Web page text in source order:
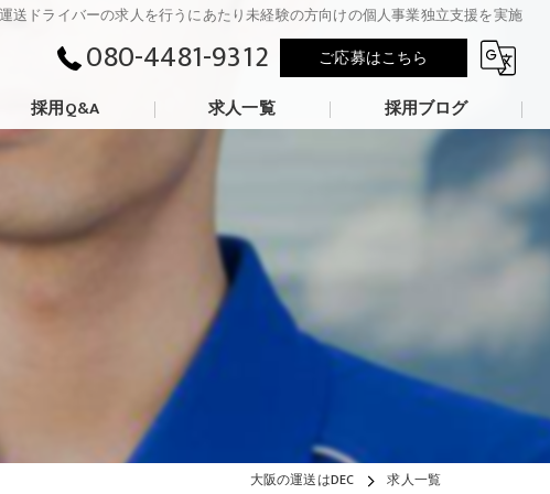
送ドライバーの求人を行うにあたり未経験の方向けの個人事業独立支援を実施
080-4481-9312 ご応募はこちら
採用Q&A 求人一覧 採用ブログ
大阪の運送はDEC 求人一覧